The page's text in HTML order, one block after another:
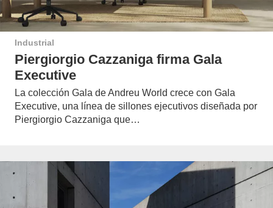
Industrial
Piergiorgio Cazzaniga firma Gala
Executive
La colección Gala de Andreu World crece con Gala
Executive, una línea de sillones ejecutivos diseñada por
Piergiorgio Cazzaniga que…